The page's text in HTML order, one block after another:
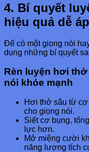
4. Bí quyết
hiệu quả dễ
Để có một giọng nói
dụng những bí quyết
Rèn luyện hơi
nói khỏe mạnh
Hơi thở sâu từ cơ
cho giọng nói.
Siết cơ bụng,
lực hơn.
Mở miệng cười
năng lượng tích